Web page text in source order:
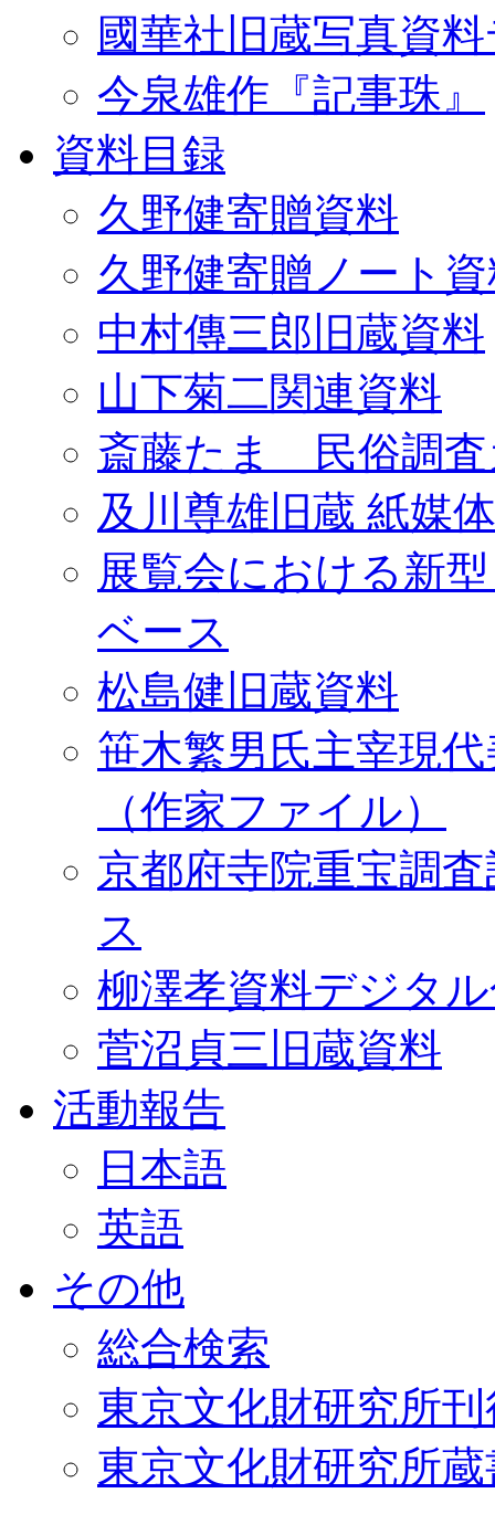
國華社旧蔵写真資
今泉雄作『記事珠』
資料目録
久野健寄贈資料
久野健寄贈ノート
中村傳三郎旧蔵資料
山下菊二関連資料
斎藤たま 民俗調査
及川尊雄旧蔵 紙媒
展覧会における新
ベース
松島健旧蔵資料
笹木繁男氏主宰現
（作家ファイル）
京都府寺院重宝調
ス
柳澤孝資料デジタ
菅沼貞三旧蔵資料
活動報告
日本語
英語
その他
総合検索
東京文化財研究所
東京文化財研究所